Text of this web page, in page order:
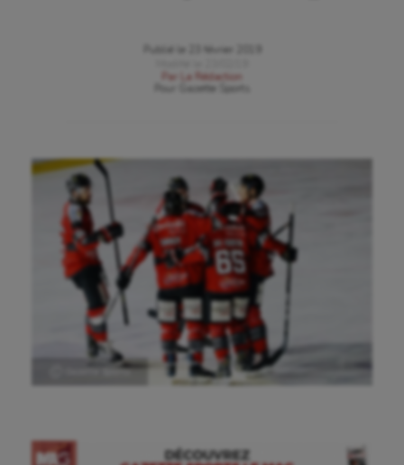
Publié le
23 février 2019
Par
La Rédaction
Gazette Sports
Ⓒ Gazette Sports